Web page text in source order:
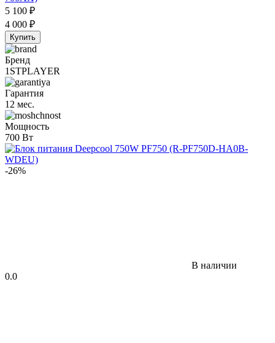
5 100 ₽
4 000 ₽
Купить
Бренд
1STPLAYER
Гарантия
12 мес.
Мощность
700 Вт
-26%
В наличии
0.0